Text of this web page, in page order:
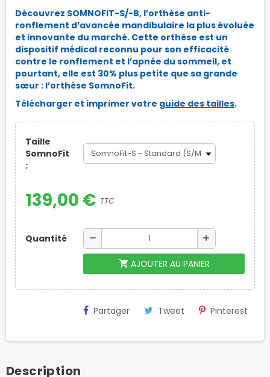
Découvrez SOMNOFIT-S/-B, l’orthèse anti-
ronflement d’avancée mandibulaire la plus évoluée
et innovante du marché. Cette orthèse est un
dispositif médical reconnu pour son efficacité
contre le ronflement et l’apnée du sommeil, et
pourtant, elle est 30% plus petite que sa grande
sœur : l’orthèse SomnoFit.
Télécharger et imprimer votre guide des tailles.
Taille
SomnoFit
:
139,00 € TTC
Quantité remove add
shopping_cart AJOUTER AU PANIER
Partager Tweet Pinterest
Description